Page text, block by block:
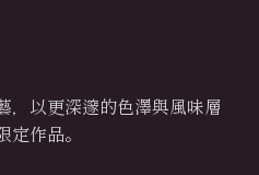
，以更深邃的色澤與風味層
作品。